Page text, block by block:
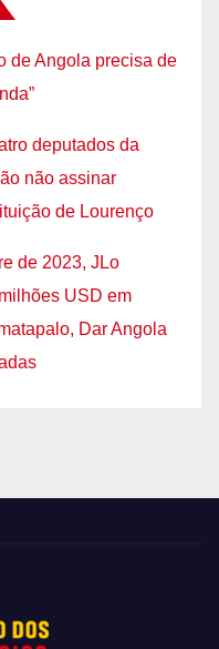
de Angola precisa de
deputados da
não assinar
de Lourenço
de 2023, JLo
USD em
Dar Angola